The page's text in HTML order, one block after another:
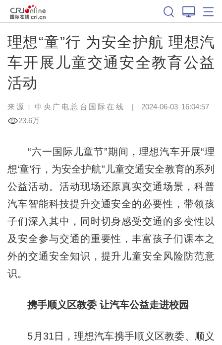
理想“童”行 为安全护航 理想汽
车开展儿童交通安全教育公益
活动
来源： 中央广电总台国际在线 | 2024-06-03 16:04:57
23.6万
“六一国际儿童节”期间，理想汽车开展“理
想‘童’行，为安全护航”儿童交通安全教育的系列
公益活动。活动现场还原真实交通场景，科普
汽车智能科技提升交通安全的必要性，带领孩
子们深入其中，同时切身感受交通的多变性以
及安全参与交通的重要性，丰富孩子们课本之
外的交通安全知识，提升儿童安全风险防范意
识。
携手顺义区教委 让汽车公益走进校园
5月31日，理想汽车携手顺义区教委、顺义